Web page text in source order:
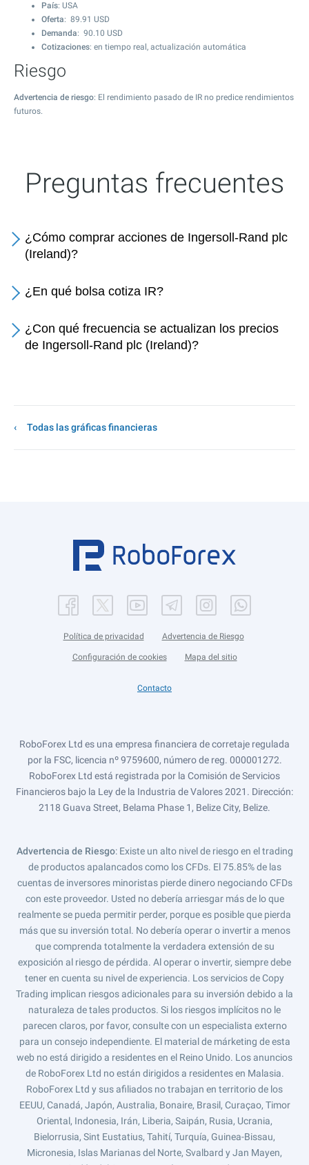
País: USA
Oferta: 89.91 USD
Demanda: 90.10 USD
Cotizaciones: en tiempo real, actualización automática
Riesgo
Advertencia de riesgo: El rendimiento pasado de IR no predice rendimientos
futuros.
Preguntas frecuentes
¿Cómo comprar acciones de Ingersoll-Rand plc
(Ireland)?
¿En qué bolsa cotiza IR?
¿Con qué frecuencia se actualizan los precios
de Ingersoll-Rand plc (Ireland)?
Todas las gráficas financieras
Política de privacidad Advertencia de Riesgo
Configuración de cookies Mapa del sitio
Contacto
RoboForex Ltd es una empresa financiera de corretaje regulada
por la FSC, licencia nº 9759600, número de reg. 000001272.
RoboForex Ltd está registrada por la Comisión de Servicios
Financieros bajo la Ley de la Industria de Valores 2021. Dirección:
2118 Guava Street, Belama Phase 1, Belize City, Belize.
Advertencia de Riesgo: Existe un alto nivel de riesgo en el trading
de productos apalancados como los CFDs. El 75.85% de las
cuentas de inversores minoristas pierde dinero negociando CFDs
con este proveedor. Usted no debería arriesgar más de lo que
realmente se pueda permitir perder, porque es posible que pierda
más que su inversión total. No debería operar o invertir a menos
que comprenda totalmente la verdadera extensión de su
exposición al riesgo de pérdida. Al operar o invertir, siempre debe
tener en cuenta su nivel de experiencia. Los servicios de Copy
Trading implican riesgos adicionales para su inversión debido a la
naturaleza de tales productos. Si los riesgos implícitos no le
parecen claros, por favor, consulte con un especialista externo
para un consejo independiente. El material de márketing de esta
web no está dirigido a residentes en el Reino Unido. Los anuncios
de RoboForex Ltd no están dirigidos a residentes en Malasia.
RoboForex Ltd y sus afiliados no trabajan en territorio de los
EEUU, Canadá, Japón, Australia, Bonaire, Brasil, Curaçao, Timor
Oriental, Indonesia, Irán, Liberia, Saipán, Rusia, Ucrania,
Bielorrusia, Sint Eustatius, Tahití, Turquía, Guinea-Bissau,
Micronesia, Islas Marianas del Norte, Svalbard y Jan Mayen,